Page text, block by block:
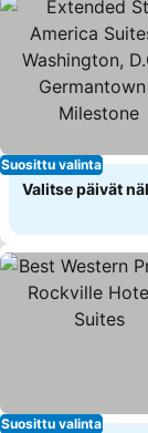
Suosittu valinta
Valitse päivät
Suosittu valinta